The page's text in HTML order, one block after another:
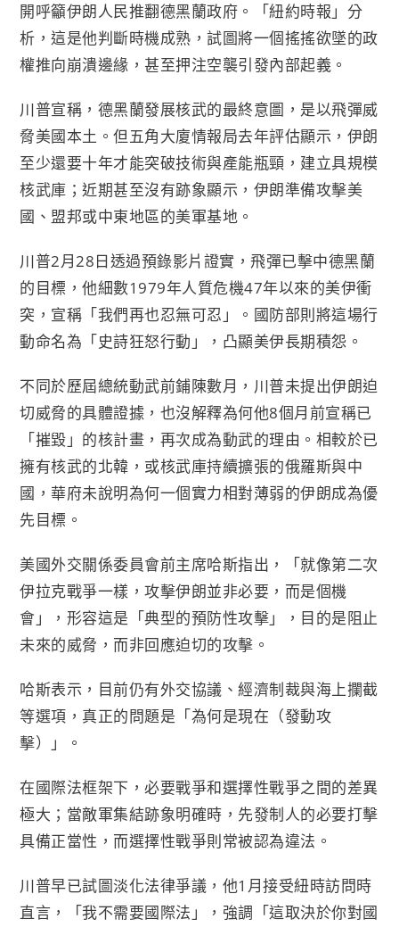
開呼籲伊朗人民推翻德黑蘭政府。「紐約時報」分
析，這是他判斷時機成熟，試圖將一個搖搖欲墜的政
權推向崩潰邊緣，甚至押注空襲引發內部起義。
川普宣稱，德黑蘭發展核武的最終意圖，是以飛彈威
脅美國本土。但五角大廈情報局去年評估顯示，伊朗
至少還要十年才能突破技術與產能瓶頸，建立具規模
核武庫；近期甚至沒有跡象顯示，伊朗準備攻擊美
國、盟邦或中東地區的美軍基地。
川普2月28日透過預錄影片證實，飛彈已擊中德黑蘭
的目標，他細數1979年人質危機47年以來的美伊衝
突，宣稱「我們再也忍無可忍」。國防部則將這場行
動命名為「史詩狂怒行動」，凸顯美伊長期積怨。
不同於歷屆總統動武前鋪陳數月，川普未提出伊朗迫
切威脅的具體證據，也沒解釋為何他8個月前宣稱已
「摧毀」的核計畫，再次成為動武的理由。相較於已
擁有核武的北韓，或核武庫持續擴張的俄羅斯與中
國，華府未說明為何一個實力相對薄弱的伊朗成為優
先目標。
美國外交關係委員會前主席哈斯指出，「就像第二次
伊拉克戰爭一樣，攻擊伊朗並非必要，而是個機
會」，形容這是「典型的預防性攻擊」，目的是阻止
未來的威脅，而非回應迫切的攻擊。
哈斯表示，目前仍有外交協議、經濟制裁與海上攔截
等選項，真正的問題是「為何是現在（發動攻
擊）」。
在國際法框架下，必要戰爭和選擇性戰爭之間的差異
極大；當敵軍集結跡象明確時，先發制人的必要打擊
具備正當性，而選擇性戰爭則常被認為違法。
川普早已試圖淡化法律爭議，他1月接受紐時訪問時
直言，「我不需要國際法」，強調「這取決於你對國